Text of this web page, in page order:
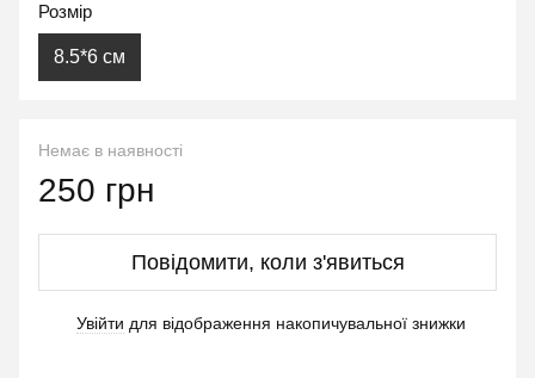
Розмір
8.5*6 см
Немає в наявності
250 грн
Повідомити, коли з'явиться
Увійти для відображення накопичувальної знижки